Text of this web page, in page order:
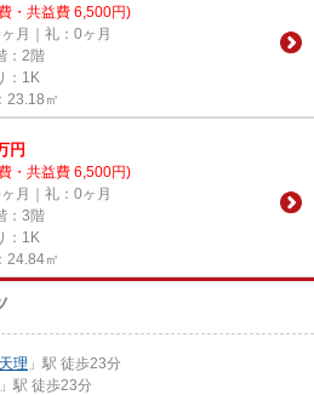
・共益費 6,500円)
月｜礼：0ヶ月
：2階
：1K
23.18㎡
円
・共益費 6,500円)
月｜礼：0ヶ月
：3階
：1K
24.84㎡
天理 」駅 徒歩23分
」駅 徒歩23分